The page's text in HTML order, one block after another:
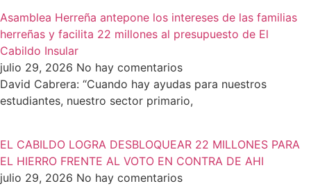
Asamblea Herreña antepone los intereses de las familias
herreñas y facilita 22 millones al presupuesto de El
Cabildo Insular
julio 29, 2026 No hay comentarios
David Cabrera: “Cuando hay ayudas para nuestros
estudiantes, nuestro sector primario,
EL CABILDO LOGRA DESBLOQUEAR 22 MILLONES PARA
EL HIERRO FRENTE AL VOTO EN CONTRA DE AHI
julio 29, 2026 No hay comentarios